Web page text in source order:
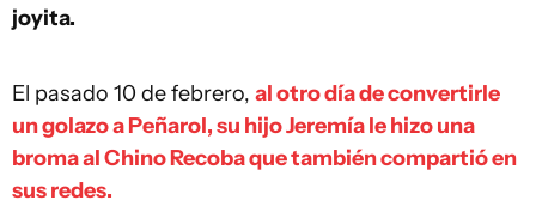
joyita.
El pasado 10 de febrero, al otro día de convertirle
un golazo a Peñarol, su hijo Jeremía le hizo una
broma al Chino Recoba que también compartió en
sus redes.